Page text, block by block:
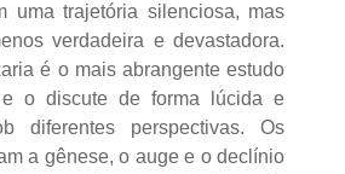
uma trajetória silenciosa, mas
verdadeira e devastadora.
é o mais abrangente estudo
o discute de forma lúcida e
diferentes perspectivas. Os
a gênese, o auge e o declínio